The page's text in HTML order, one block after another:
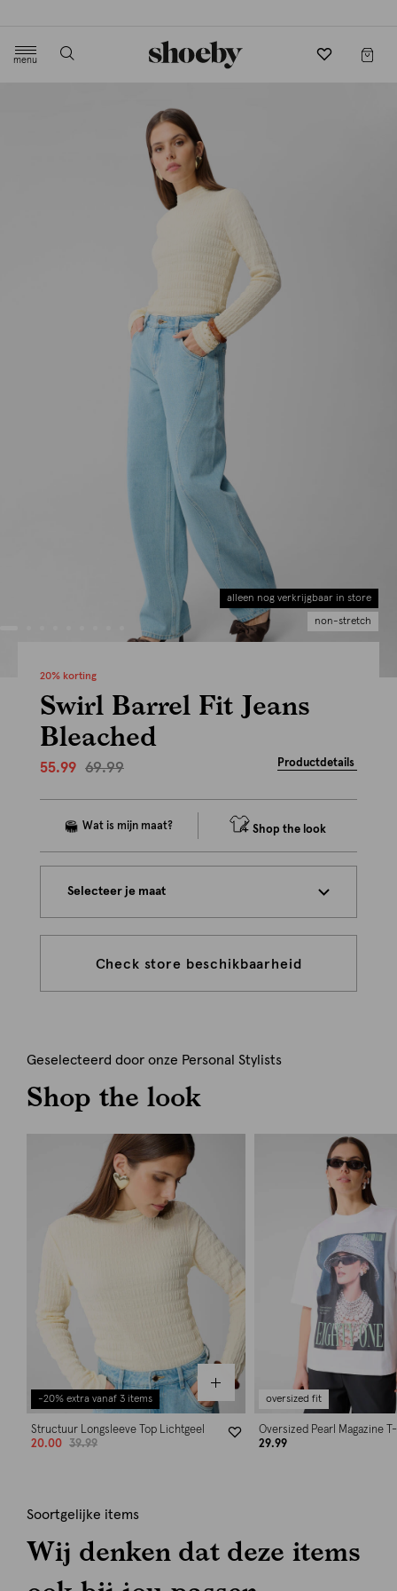
menu
alleen nog verkrijgbaar in store
non-stretch
20% korting
Swirl Barrel Fit Jeans
Bleached
55.99 69.99 Productdetails
Shop the look
Selecteer je maat
Check store beschikbaarheid
Geselecteerd door onze Personal Stylists
Shop the look
-20% extra vanaf 3 items
Structuur Longsleeve Top Lichtgeel
20.00
39.99
oversized fit
Oversized Pearl Magazine
29.99
Soortgelijke items
Wij denken dat deze items